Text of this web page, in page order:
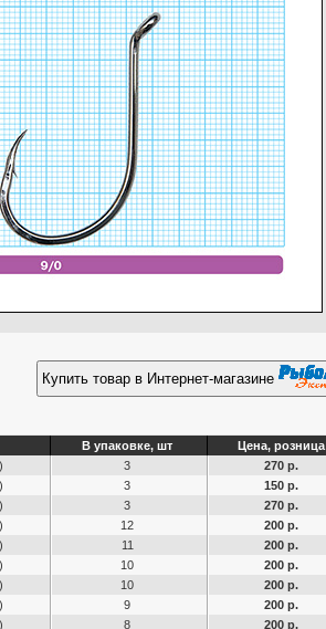
Купить товар в Интернет-магазине
В упаковке, шт
Цена, розница
3
270 р.
3
150 р.
3
270 р.
12
200 р.
11
200 р.
10
200 р.
10
200 р.
9
200 р.
8 200 р.